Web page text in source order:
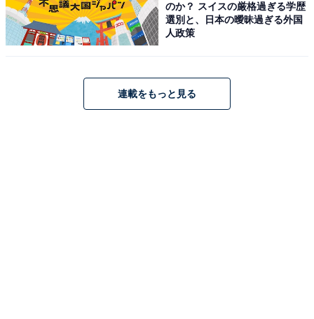
のか？ スイスの厳格過ぎる学歴
選別と、日本の曖昧過ぎる外国
人政策
連載をもっと見る